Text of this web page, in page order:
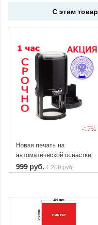
С этим
-17%
Новая печать на
автоматической оснастке.
999 руб.1 200 руб.